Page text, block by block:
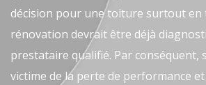
décision pour une toiture surtout en
rénovation devrait être déjà
prestataire qualifié. Par conséquent,
victime de la perte de performance